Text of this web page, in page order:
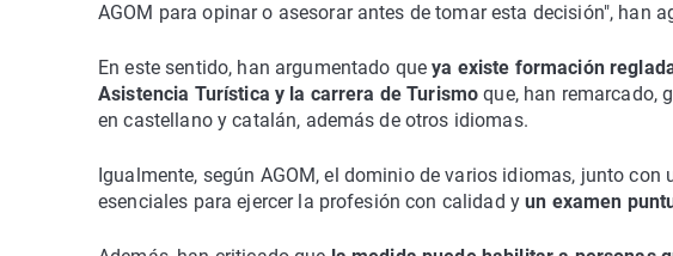
AGOM para opinar o asesorar antes de tomar esta decisión", han
En este sentido, han argumentado queya existe formación
Asistencia Turística y la carrera de Turismoque, han remarcado,
en castellano y catalán, además de otros idiomas.
Igualmente, según AGOM, el dominio de varios idiomas, junto
esenciales para ejercer la profesión con calidad yun examen